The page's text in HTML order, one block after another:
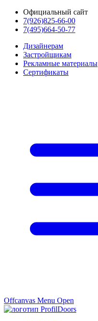
Официальный сайт
7(926)825-66-00
7(495)664-50-77
Дизайнерам
Застройщикам
Рекламные материалы
Сертификаты
Offcanvas Menu Open